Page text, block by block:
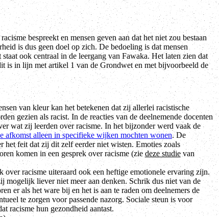
bespreekt en mensen geven aan dat het niet zou bestaan
is dus geen doel op zich. De bedoeling is dat mensen
ook centraal in de leergang van Fawaka. Het laten zien dat
is in lijn met artikel 1 van de Grondwet en met bijvoorbeeld de
van kleur kan het betekenen dat zij allerlei racistische
gezien als racist. In de reacties van de deelnemende docenten
wat zij leerden over racisme. In het bijzonder werd vaak de
afkomst alleen in specifieke wijken mochten wonen. De
het feit dat zij dit zelf eerder niet wisten. Emoties zoals
komen in een gesprek over racisme (zie deze studievan
over racisme uiteraard ook een heftige emotionele ervaring zijn.
mogelijk liever niet meer aan denken. Schrik dus niet van de
er als het ware bij en het is aan te raden om deelnemers de
te zorgen voor passende nazorg. Sociale steun is voor
racisme hun gezondheid aantast.